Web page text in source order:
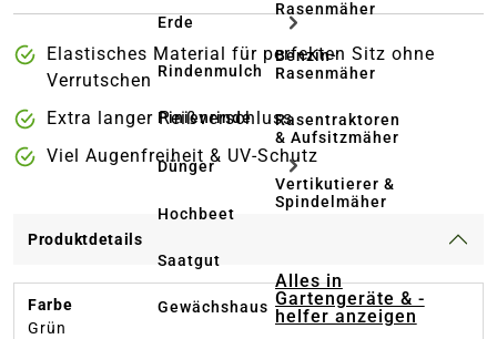
Erde
Rindenmulch
Pinienrinde
Dünger
Hochbeet
Saatgut
Gewächshaus
Rasenmäher
Benzin-
Rasenmäher
Rasentraktoren
& Aufsitzmäher
Vertikutierer &
Spindelmäher
Alles in
Gartengeräte & -
helfer anzeigen
Elastisches Material für perfekten Sitz ohne
Verrutschen
Extra langer Reißverschluss
Viel Augenfreiheit & UV-Schutz
Produktdetails
Farbe
Grün